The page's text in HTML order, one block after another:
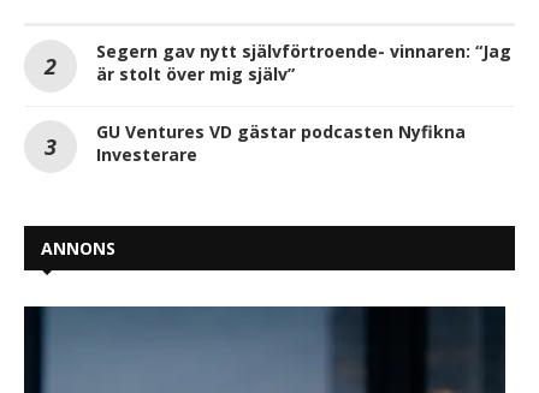
Segern gav nytt självförtroende- vinnaren: “Jag
är stolt över mig själv”
GU Ventures VD gästar podcasten Nyfikna
Investerare
ANNONS